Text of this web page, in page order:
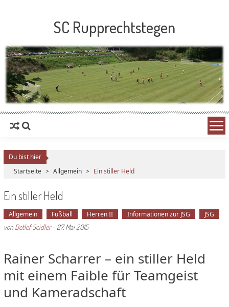
SC Rupprechtstegen
Du bist hier
Startseite > Allgemein > Ein stiller Held
Ein stiller Held
Allgemein Fußball Herren II Informationen zur JSG
JSG
von Detlef Seidler- 27. Mai 2015
Rainer Scharrer – ein stiller Held
mit einem Faible für Teamgeist
und Kameradschaft